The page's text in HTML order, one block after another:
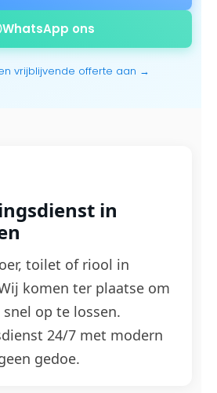
WhatsApp ons
vrijblijvende offerte aan →
in
toilet of riool in
komen ter plaatse om
op te lossen.
24/7 met modern
gedoe.